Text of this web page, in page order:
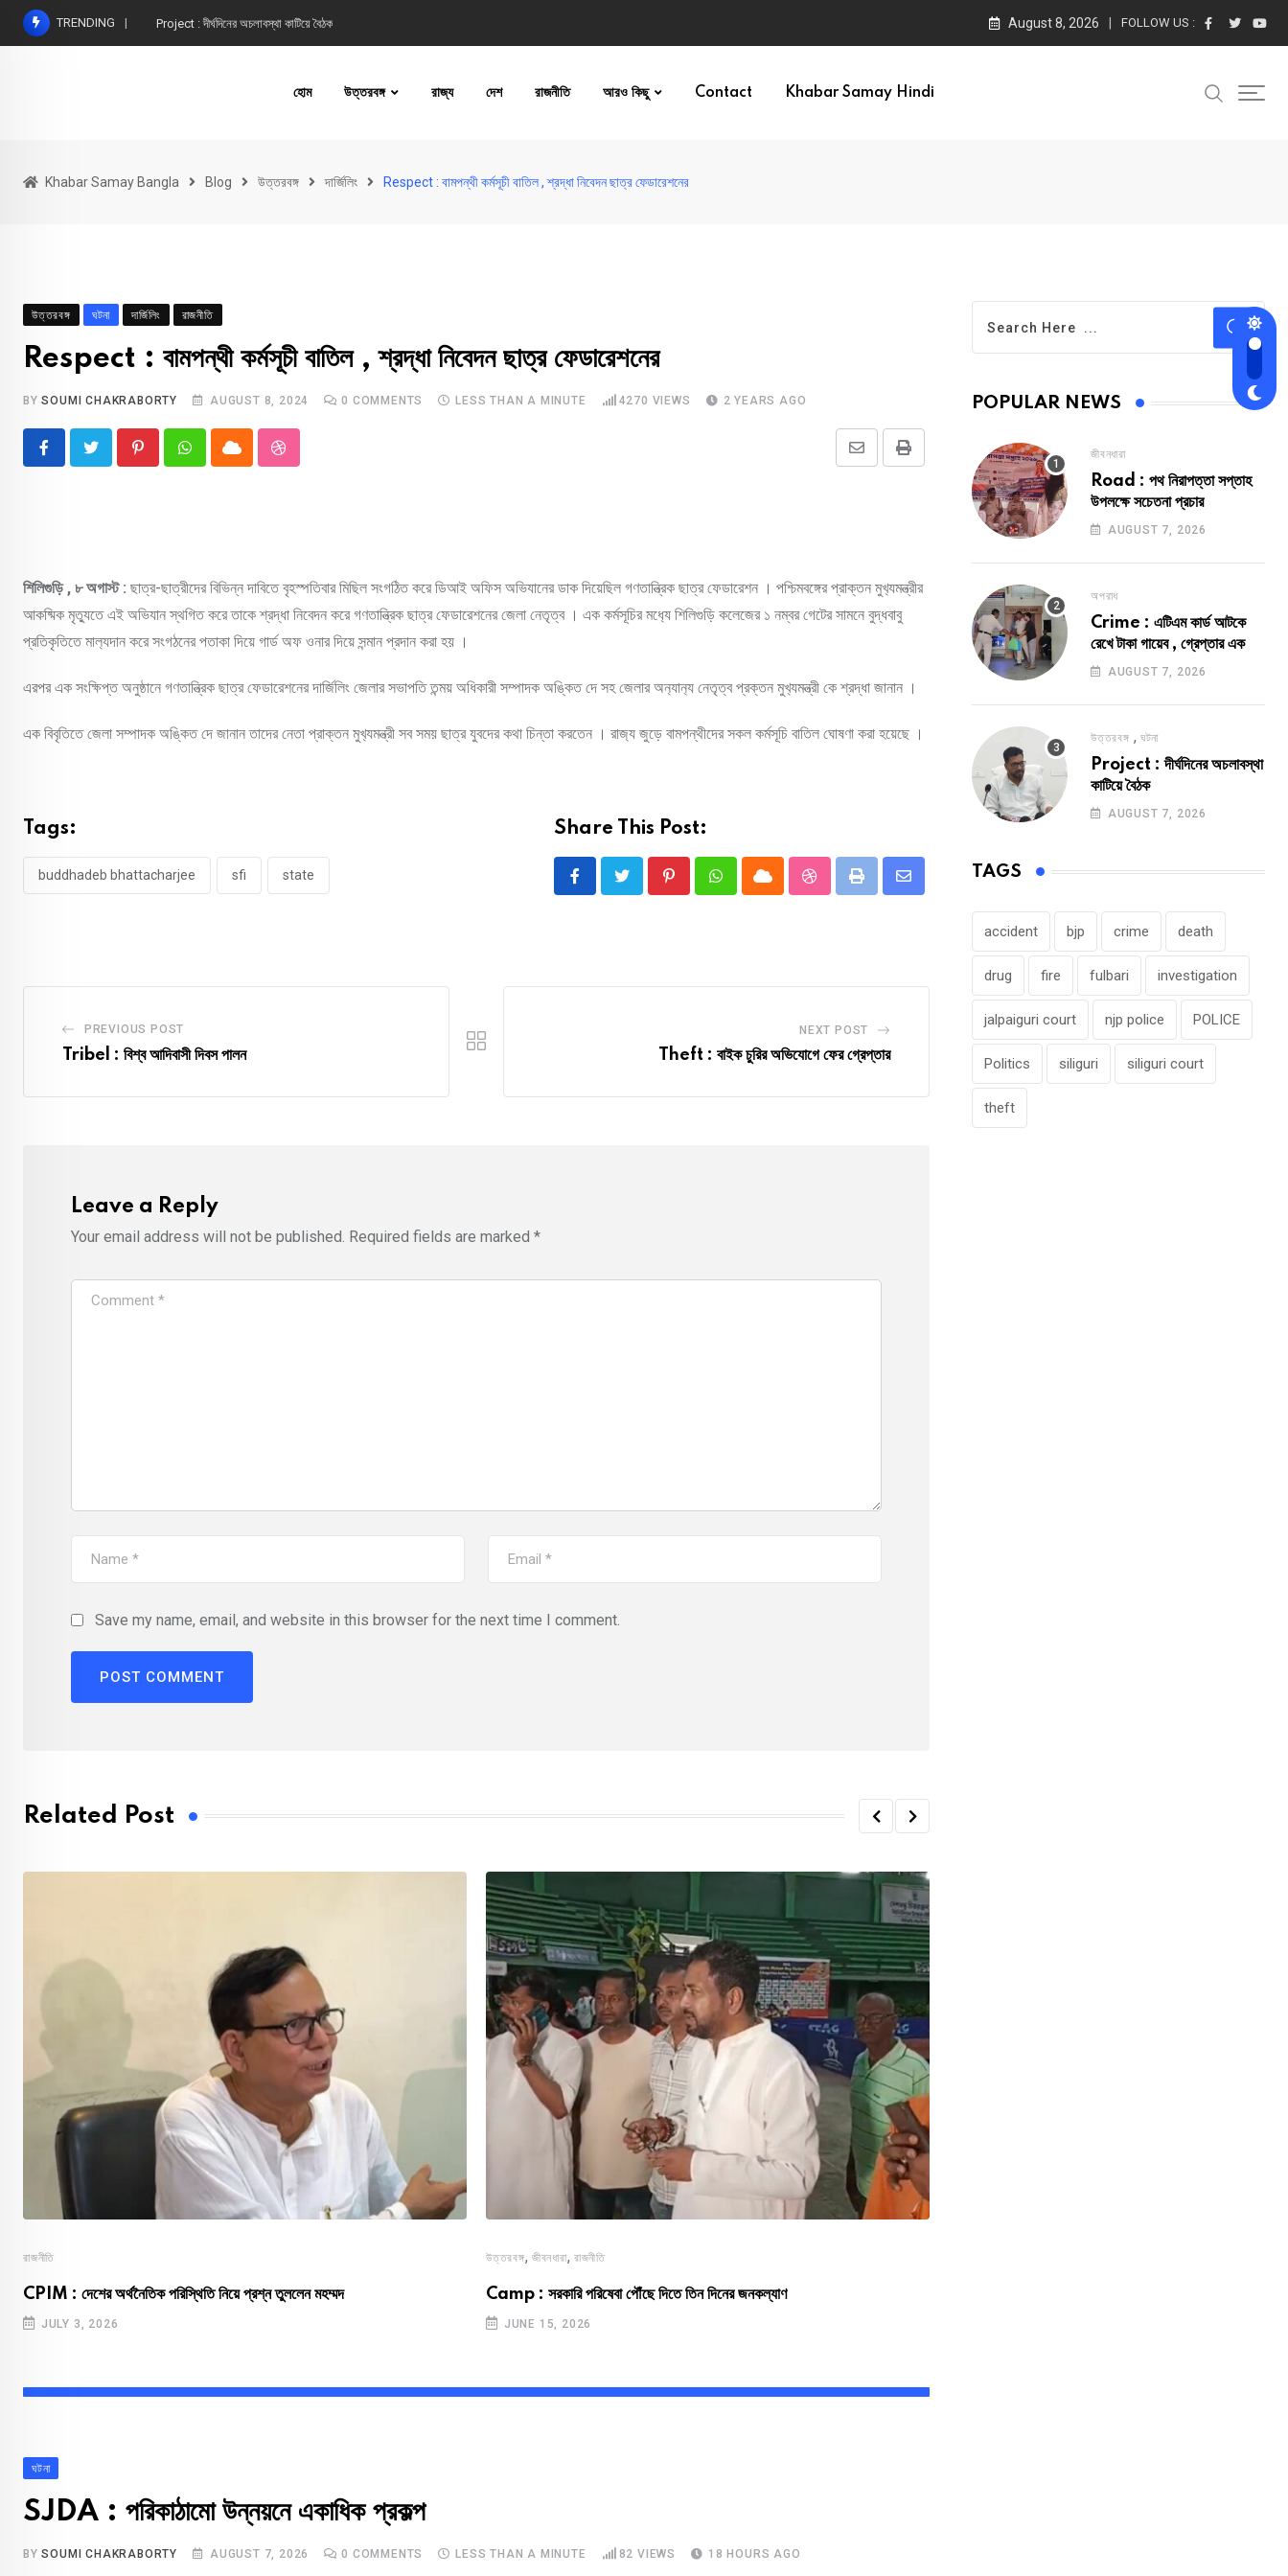
Skip
TRENDING Project : দীর্ঘদিনের অচলাবস্থা কাটিয়ে বৈঠক August 8, 2026 FOLLOW US :
হোম উত্তরবঙ্গ রাজ্য দেশ রাজনীতি আরও কিছু Contact Khabar Samay Hindi
Khabar Samay Bangla Blog উত্তরবঙ্গ দার্জিলিং Respect : বামপন্থী কর্মসূচী বাতিল , শ্রদ্ধা নিবেদন ছাত্র ফেডারেশনের
উত্তরবঙ্গ ঘটনা দার্জিলিং রাজনীতি
Respect : বামপন্থী কর্মসূচী বাতিল , শ্রদ্ধা নিবেদন ছাত্র ফেডারেশনের
BYSOUMI CHAKRABORTY AUGUST 8, 2024 0 COMMENTS LESS THAN A MINUTE 4270 VIEWS 2 YEARS AGO
PinterestWhatsappCloud StumbleUpon Print
Share
শিলিগুড়ি , ৮ অগাস্ট : ছাত্র-ছাত্রীদের বিভিন্ন দাবিতে বৃহস্পতিবার মিছিল সংগঠিত করে ডিআই অফিস অভিযানের ডাক দিয়েছিল গণতান্ত্রিক ছাত্র ফেডারেশন । পশ্চিমবঙ্গের প্রাক্তন মুখ‍্যমন্ত্রীর
আকষ্মিক মৃত‍্যুতে এই অভিযান স্থগিত করে তাকে শ্রদ্ধা নিবেদন করে গণতান্ত্রিক ছাত্র ফেডারেশনের জেলা নেতৃত্ব । এক কর্মসূচির মধ‍্যে শিলিগুড়ি কলেজের ১ নম্বর গেটের সামনে বুদ্ধবাবু
প্রতিকৃতিতে মাল‍্যদান করে সংগঠনের পতাকা দিয়ে গার্ড অফ ওনার দিয়ে সন্মান প্রদান করা হয় ।
এরপর এক সংক্ষিপ্ত অনুষ্ঠানে গণতান্ত্রিক ছাত্র ফেডারেশনের দার্জিলিং জেলার সভাপতি তন্ময় অধিকারী সম্পাদক অঙ্কিত দে সহ জেলার অন‍্যান‍্য নেতৃত্ব প্রক্তন মুখ‍্যমন্ত্রী কে শ্রদ্ধা জানান ।
এক বিবৃতিতে জেলা সম্পাদক অঙ্কিত দে জানান তাদের নেতা প্রাক্তন মুখ‍্যমন্ত্রী সব সময় ছাত্র যুবদের কথা চিন্তা করতেন । রাজ‍্য জুড়ে বামপন্থীদের সকল কর্মসূচি বাতিল ঘোষণা করা হয়েছে ।
Tags:
buddhadeb bhattacharjee sfi state
Share This Post:
PinterestWhatsappCloud StumbleUpon
Print
Share
PREVIOUS POST
Tribel : বিশ্ব আদিবাসী দিবস পালন
NEXT POST
Theft : বাইক চুরির অভিযোগে ফের গ্রেপ্তার
Leave a Reply
Your email address will not be published. Required fields are marked *
Save my name, email, and website in this browser for the next time I comment.
Related Post
রাজনীতি
CPIM : দেশের অর্থনৈতিক পরিস্থিতি নিয়ে প্রশ্ন তুললেন মহম্মদ
JULY 3, 2026
উত্তরবঙ্গ, জীবনধারা, রাজনীতি
Camp : সরকারি পরিষেবা পৌঁছে দিতে তিন দিনের জনকল্যাণ
JUNE 15, 2026
ঘটনা
SJDA : পরিকাঠামো উন্নয়নে একাধিক প্রকল্প
BYSOUMI CHAKRABORTY AUGUST 7, 2026 0 COMMENTS LESS THAN A MINUTE 82 VIEWS 18 HOURS AGO
POPULAR NEWS
জীবনধারা
Road : পথ নিরাপত্তা সপ্তাহ
উপলক্ষে সচেতনা প্রচার
AUGUST 7, 2026
অপরাধ
Crime : এটিএম কার্ড আটকে
রেখে টাকা গায়েব , গ্রেপ্তার এক
AUGUST 7, 2026
উত্তরবঙ্গ , ঘটনা
Project : দীর্ঘদিনের অচলাবস্থা
কাটিয়ে বৈঠক
AUGUST 7, 2026
TAGS
accident bjp crime death
drug fire fulbari investigation
jalpaiguri court njp police POLICE
Politics siliguri siliguri court
theft